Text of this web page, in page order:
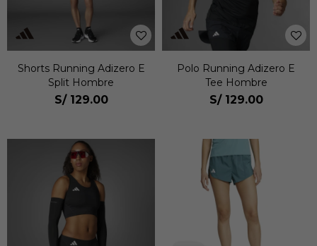
Shorts Running Adizero E
Split Hombre
S/ 129.00
Polo Running Adizero E
Tee Hombre
S/ 129.00